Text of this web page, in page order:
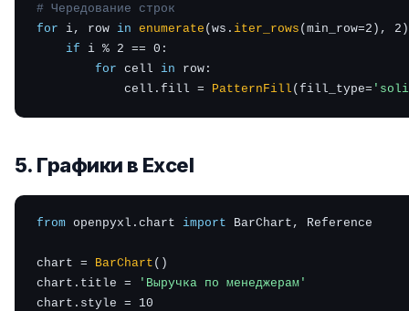
# Чередование строк
for i, row in enumerate (ws. iter_rows (min_row=2),
if i % 2 == 0:
for cell in row:
            cell.fill =
PatternFill (fill_type=
5. Графики в Excel
from openpyxl.chart import BarChart, Reference
chart = BarChart ()
chart.title =
'Выручка по менеджерам'
chart.style = 10